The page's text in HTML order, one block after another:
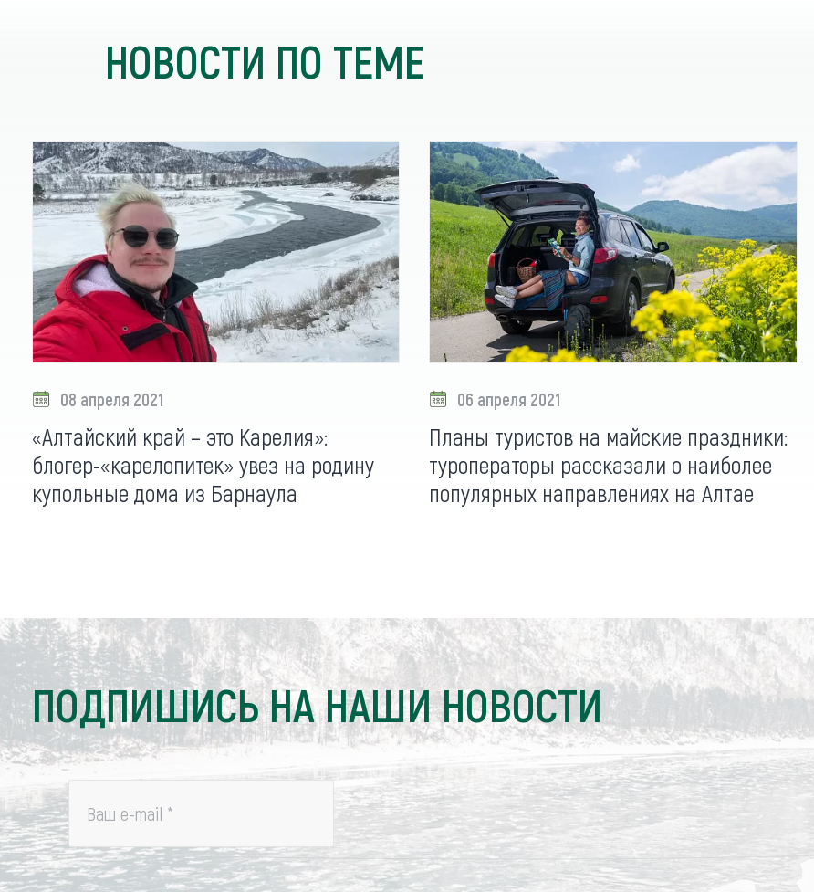
НОВОСТИ ПО ТЕМЕ
08 апреля 2021
«Алтайский край – это Карелия»:
блогер-«карелопитек» увез на родину
купольные дома из Барнаула
06 апреля 2021
Планы туристов на майские праздники:
туроператоры рассказали о наиболее
популярных направлениях на Алтае
ПОДПИШИСЬ НА НАШИ НОВОСТИ
Ваш e-mail *